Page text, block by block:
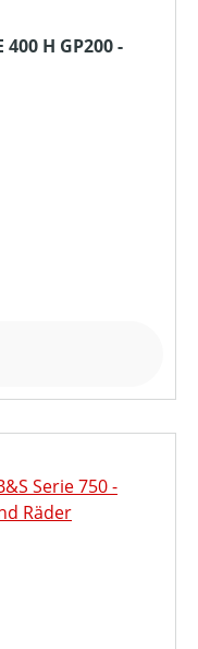
H GP200 -